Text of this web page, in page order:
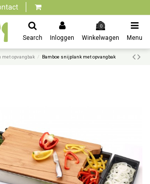
Search Inloggen
0
Winkelwagen Menu
opvangbak Bamboe snijplank met opvangbak